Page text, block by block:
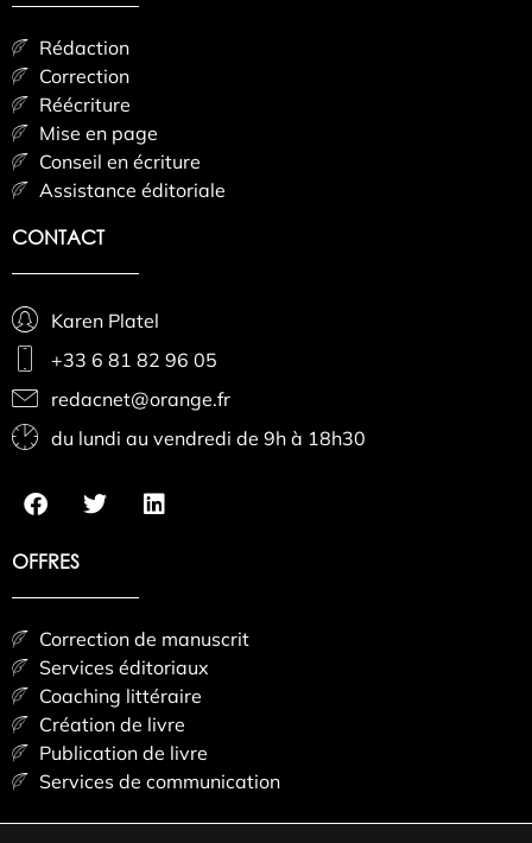
Rédaction
Correction
Réécriture
Mise en page
Conseil en écriture
Assistance éditoriale
CONTACT
Karen Platel
+33 6 81 82 96 05
redacnet@orange.fr
du lundi au vendredi de 9h à 18h30
OFFRES
Correction de manuscrit
Services éditoriaux
Coaching littéraire
Création de livre
Publication de livre
Services de communication